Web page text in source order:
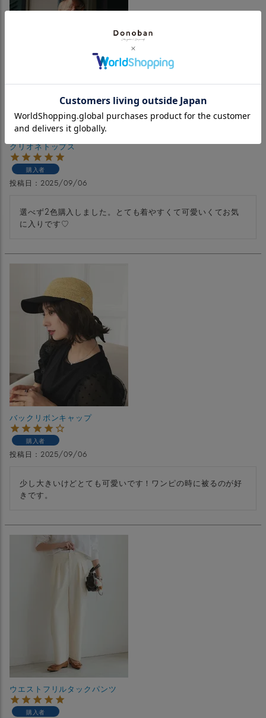
クリオネトップス
購入者
投稿日 2025/09/06
選べず2色購入しました。とても着やすくて可愛いくてお気
に入りです♡
バックリボンキャップ
購入者
投稿日 2025/09/06
少し大きいけどとても可愛いです！ワンピの時に被るのが好
きです。
ウエストフリルタックパンツ
購入者